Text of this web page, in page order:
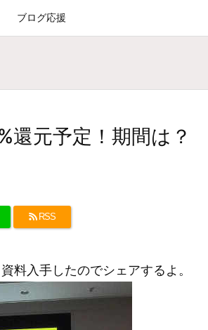
ブログ応援
還元予定！期間は？
RSS
料入手したのでシェアするよ。